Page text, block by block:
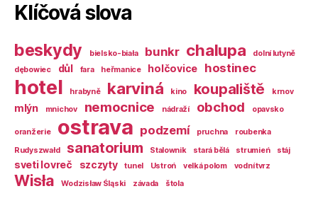
Klíčová slova
beskydy bielsko-biała bunkr chalupa
dolní lutyně
dębowiec
důl fara heřmanice holčovice hostinec
hotel hrabyně karviná kino koupaliště krnov
mlýn mnichov nemocnice nádraží obchod opavsko
oranžerie ostrava podzemí pruchna
roubenka
Rudyszwałd
sanatorium Stalownik stará bělá strumień stáj
sveti lovreč szczyty tunel Ustroń velká polom vodní tvrz
Wisła Wodzisław Śląski závada štola